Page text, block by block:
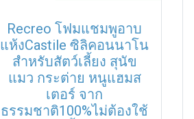
Recreo โฟมแชมพูอาบ
แห้งCastile ซิลิคอนนาโน
สำหรับสัตว์เลี้ยง สุนัข
แมว กระต่าย หนูแฮมส
เตอร์ จาก
ธรรมชาติ100%ไม่ต้องใช้